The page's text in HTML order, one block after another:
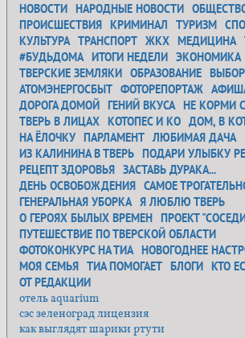
НОВОСТИ НАРОДНЫЕ НОВОСТИ
ПРОИСШЕСТВИЯ КРИМИНАЛ ТУРИЗМ
КУЛЬТУРА ТРАНСПОРТ ЖКХ МЕДИЦИНА
#БУДЬДОМА ИТОГИ НЕДЕЛИ ЭКОНОМИКА
ТВЕРСКИЕ ЗЕМЛЯКИ ОБРАЗОВАНИЕ
АТОМЭНЕРГОСБЫТ ФОТОРЕПОРТАЖ
ДОРОГА ДОМОЙ ГЕНИЙ ВКУСА НЕ КОРМИ
ТВЕРЬ В ЛИЦАХ КОТОПЕС И КО ДОМ, В
НА ЁЛОЧКУ ПАРЛАМЕНТ ЛЮБИМАЯ ДАЧА
ИЗ КАЛИНИНА В ТВЕРЬ ПОДАРИ УЛЫБКУ
РЕЦЕПТ ЗДОРОВЬЯ ЗАСТАВЬ ДУРАКА...
ДЕНЬ ОСВОБОЖДЕНИЯ САМОЕ
ГЕНЕРАЛЬНАЯ УБОРКА Я ЛЮБЛЮ ТВЕРЬ
О ГЕРОЯХ БЫЛЫХ ВРЕМЕН ПРОЕКТ
ПУТЕШЕСТВИЕ ПО ТВЕРСКОЙ ОБЛАСТИ
ФОТОКОНКУРС НА ТИА НОВОГОДНЕЕ
МОЯ СЕМЬЯ ТИА ПОМОГАЕТ БЛОГИ КТО
ОТ РЕДАКЦИИ
отель aquarium
сэс зеленоград лицензия
как выглядят шарики ртути